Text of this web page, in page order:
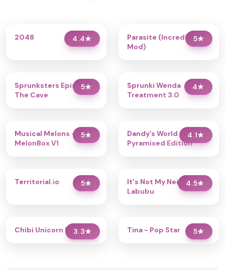
4.4★
2048 5★
Parasite (Incredibox
Mod)
5★
Sprunksters Episode 2:
The Cave
4★
Sprunki Wenda
Treatment 3.0
5★
Musical Melons –
MelonBox V1
4.1★
Dandy’s World
Pyramixed Edition
5★
Territorial.io 4.5★
It's Not My Neighbor:
Labubu
3.3★
Chibi Unicorn Dress Up 5★
Tina - Pop Star